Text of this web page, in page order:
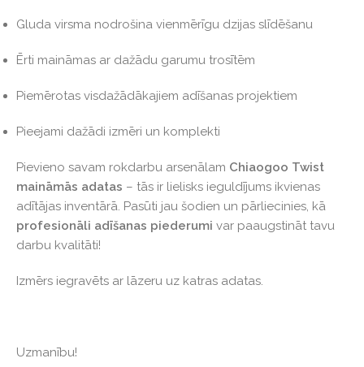
Gluda virsma nodrošina vienmērīgu dzijas slīdēšanu
Ērti maināmas ar dažādu garumu trosītēm
Piemērotas visdažādākajiem adīšanas projektiem
Pieejami dažādi izmēri un komplekti
Pievieno savam rokdarbu arsenālam Chiaogoo Twist
maināmās adatas – tās ir lielisks ieguldījums ikvienas
adītājas inventārā. Pasūti jau šodien un pārliecinies, kā
profesionāli adīšanas piederumi var paaugstināt tavu
darbu kvalitāti!
Izmērs iegravēts ar lāzeru uz katras adatas.
Uzmanību!